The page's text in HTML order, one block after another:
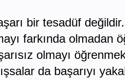
bir tesadüf
farkında olmadan
olmayı
da başarıyı